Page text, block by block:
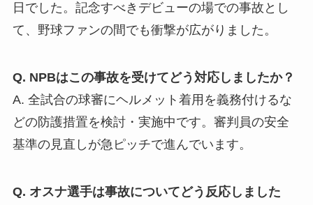
日でした。記念すべきデビューの場での事故とし
て、野球ファンの間でも衝撃が広がりました。
Q. NPBはこの事故を受けてどう対応しましたか？
A. 全試合の球審にヘルメット着用を義務付けるな
どの防護措置を検討・実施中です。審判員の安全
基準の見直しが急ピッチで進んでいます。
Q. オスナ選手は事故についてどう反応しました